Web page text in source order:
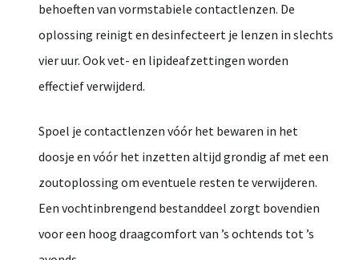
behoeften van vormstabiele contactlenzen. De
oplossing reinigten desinfecteert je lenzen in slechts
vieruur. Ookvet- en lipideafzettingen worden
effectiefverwijderd.
Spoel je contactlenzen vóór het bewaren in het
doosje en vóór het inzetten altijd grondig af meteen
zoutoplossing om eventuele resten te verwijderen.
Een vochtinbrengend bestanddeel zorgt bovendien
vooreen hoog draagcomfortvan ’s ochtends tot ’s